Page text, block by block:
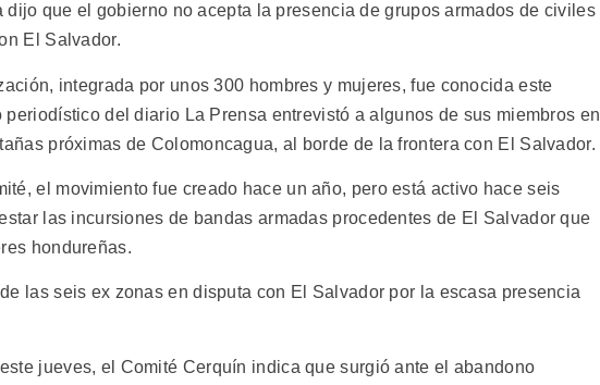
dijo que el gobierno no acepta la presencia de grupos armados de civiles
El Salvador.
integrada por unos 300 hombres y mujeres, fue conocida este
del diario La Prensa entrevistó a algunos de sus miembros en
próximas de Colomoncagua, al borde de la frontera con El Salvador.
el movimiento fue creado hace un año, pero está activo hace seis
las incursiones de bandas armadas procedentes de El Salvador que
hondureñas.
las seis ex zonas en disputa con El Salvador por la escasa presencia
jueves, el Comité Cerquín indica que surgió ante el abandono